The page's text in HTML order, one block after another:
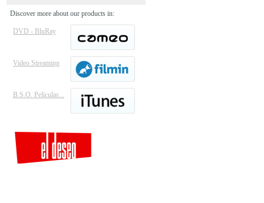
Discover more about our products in:
DVD - BluRay
Video Streaming
B.S.O. Películas...